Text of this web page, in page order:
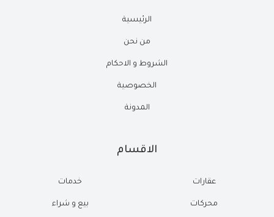
الرئيسية
من نحن
الشروط و الاحكام
الخصوصية
المدونة
الاقسام
عقارات
محركات
خدمات
بيع و شراء